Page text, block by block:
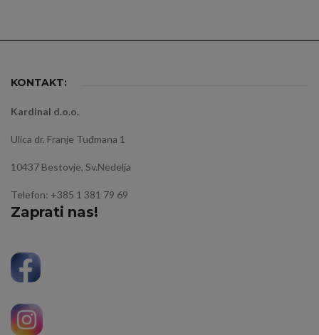
KONTAKT:
Kardinal d.o.o.
Ulica dr. Franje Tuđmana 1
10437 Bestovje, Sv.Nedelja
Telefon: +385 1 381 79 69
Zaprati nas!